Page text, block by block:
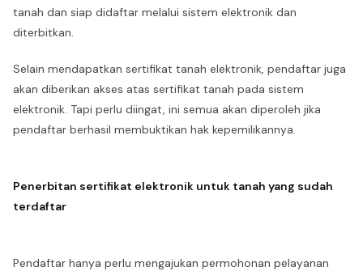
tanah dan siap didaftar melalui sistem elektronik dan
diterbitkan.
Selain mendapatkan sertifikat tanah elektronik, pendaftar juga
akan diberikan akses atas sertifikat tanah pada sistem
elektronik. Tapi perlu diingat, ini semua akan diperoleh jika
pendaftar berhasil membuktikan hak kepemilikannya.
Penerbitan sertifikat elektronik untuk tanah yang sudah
terdaftar
Pendaftar hanya perlu mengajukan permohonan pelayanan